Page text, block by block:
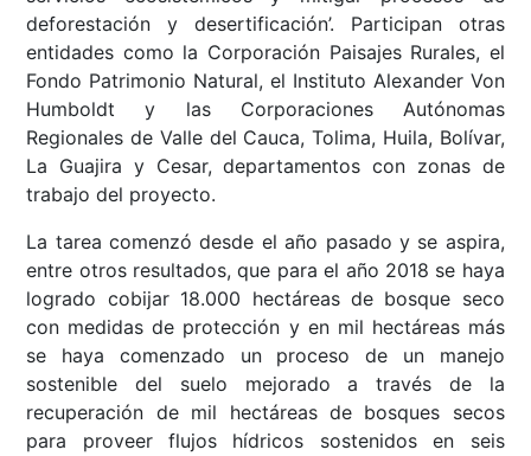
deforestación y desertificación’. Participan otras
entidades como la Corporación Paisajes Rurales, el
Fondo Patrimonio Natural, el Instituto Alexander Von
Humboldt y las Corporaciones Autónomas
Regionales de Valle del Cauca, Tolima, Huila, Bolívar,
La Guajira y Cesar, departamentos con zonas de
trabajo del proyecto.
La tarea comenzó desde el año pasado y se aspira,
entre otros resultados, que para el año 2018 se haya
logrado cobijar 18.000 hectáreas de bosque seco
con medidas de protección y en mil hectáreas más
se haya comenzado un proceso de un manejo
sostenible del suelo mejorado a través de la
recuperación de mil hectáreas de bosques secos
para proveer flujos hídricos sostenidos en seis